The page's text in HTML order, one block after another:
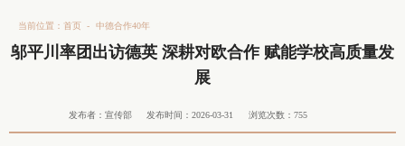
当前位置： 首页 - 中德合作40年
邬平川率团出访德英 深耕对欧合作 赋能学校高质量发
展
发布者：宣传部 发布时间：2026-03-31 浏览次数： 755